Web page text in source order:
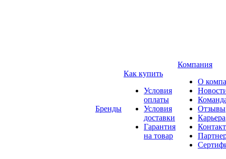
Бренды
Как купить
Условия
оплаты
Условия
доставки
Гарантия
на товар
Компания
О
Отзывы
Карьера